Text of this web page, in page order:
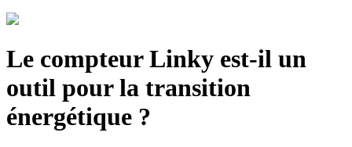
Le compteur Linky est-il un
outil pour la transition
énergétique ?